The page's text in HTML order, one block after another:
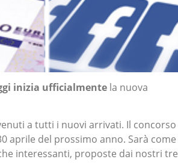
inizia ufficialmente la nuova
a tutti i nuovi arrivati. Il concorso
aprile del prossimo anno. Sarà come
interessanti, proposte dai nostri tre